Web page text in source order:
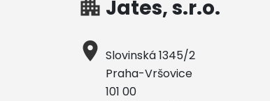
apartment Jates, s.r.o.
place Slovinská 1345/2
Praha-Vršovice
101 00